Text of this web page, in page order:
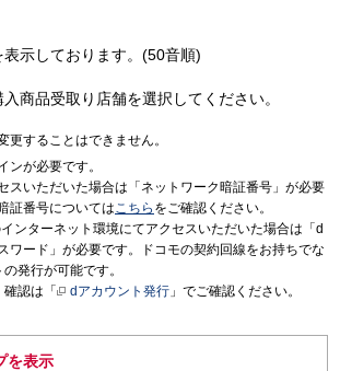
示しております。(50音順)
商品受取り店舗を選択してください。
更することはできません。
ンが必要です。
スいただいた場合は「ネットワーク暗証番号」が必要
証番号についてはこちら をご確認ください。
ンターネット環境にてアクセスいただいた場合は「d
ワード」が必要です。ドコモの契約回線をお持ちでな
発行が可能です。
認は「
dアカウント発行 」でご確認ください。
を表示